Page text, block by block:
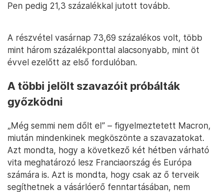
Pen pedig 21,3 százalékkal jutott tovább.
A részvétel vasárnap 73,69 százalékos volt, több
mint három százalékponttal alacsonyabb, mint öt
évvel ezelőtt az első fordulóban.
A többi jelölt szavazóit próbálták
győzködni
„Még semmi nem dőlt el” – figyelmeztetett Macron,
miután mindenkinek megköszönte a szavazatokat.
Azt mondta, hogy a következő két hétben várható
vita meghatározó lesz Franciaország és Európa
számára is. Azt is mondta, hogy csak az ő terveik
segíthetnek a vásárlóerő fenntartásában, nem